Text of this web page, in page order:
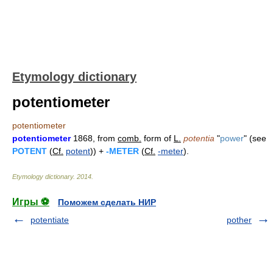
Etymology dictionary
potentiometer
potentiometer
potentiometer1868, from comb. form of L. potentia "power" (see
POTENT (Cf. potent)) + -METER (Cf. -meter).
Etymology dictionary. 2014
Игры ⚽
Поможем сделать НИР
potentiate
pother